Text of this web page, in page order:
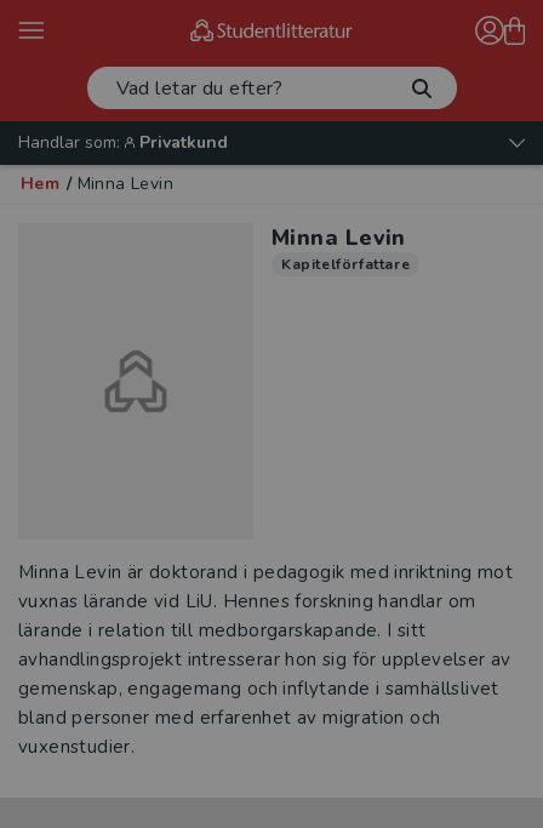
Handlar som:
Privatkund
Hem / Minna Levin
Minna Levin
Kapitelförfattare
Minna Levin är doktorand i pedagogik med inriktning mot
vuxnas lärande vid LiU. Hennes forskning handlar om
lärande i relation till medborgarskapande. I sitt
avhandlingsprojekt intresserar hon sig för upplevelser av
gemenskap, engagemang och inflytande i samhällslivet
bland personer med erfarenhet av migration och
vuxenstudier.